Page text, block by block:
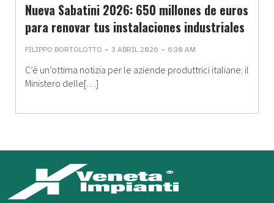
Nueva Sabatini 2026: 650 millones de euros
para renovar tus instalaciones industriales
FILIPPO BORTOLOTTO - 3 ABRIL 2026 - 6:30 AM
C’è un’ottima notizia per le aziende produttrici italiane: il
Ministero delle[…]